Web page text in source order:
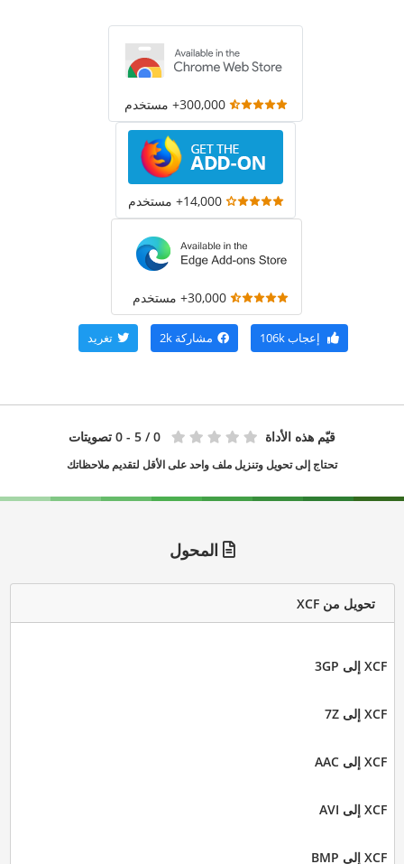
300,000+ مستخدم
14,000+ مستخدم
30,000+ مستخدم
إعجاب106k مشاركة 2k تغريد
قيّم هذه الأداة 0 / 5 - 0 تصويتات
تحتاج إلى تحويل وتنزيل ملف واحد على الأقل لتقديم ملاحظاتك
المحول
تحويل من XCF
XCF إلى 3GP
XCF إلى 7Z
XCF إلى AAC
XCF إلى AVI
XCF إلى BMP